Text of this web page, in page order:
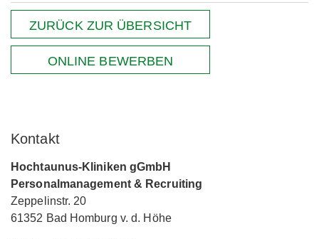
ZURÜCK ZUR ÜBERSICHT
ONLINE BEWERBEN
Kontakt
Hochtaunus-Kliniken gGmbH
Personalmanagement & Recruiting
Zeppelinstr. 20
61352 Bad Homburg v. d. Höhe